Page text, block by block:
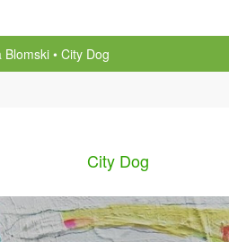
Blomski
City Dog
City Dog